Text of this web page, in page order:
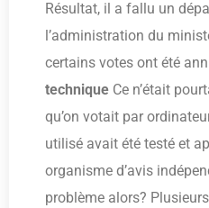
Résultat, il a fallu un
l’administration du
certains votes ont été
technique Ce n’était
qu’on votait par
utilisé avait été testé et
organisme d’avis
problème alors?